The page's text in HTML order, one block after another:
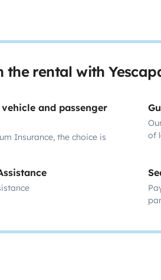
the rental with
and passenger
Insurance, the choice is
of